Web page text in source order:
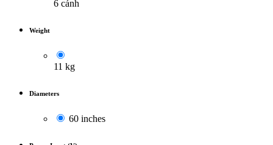
6 cánh
Weight
11 kg
Diameters
60 inches